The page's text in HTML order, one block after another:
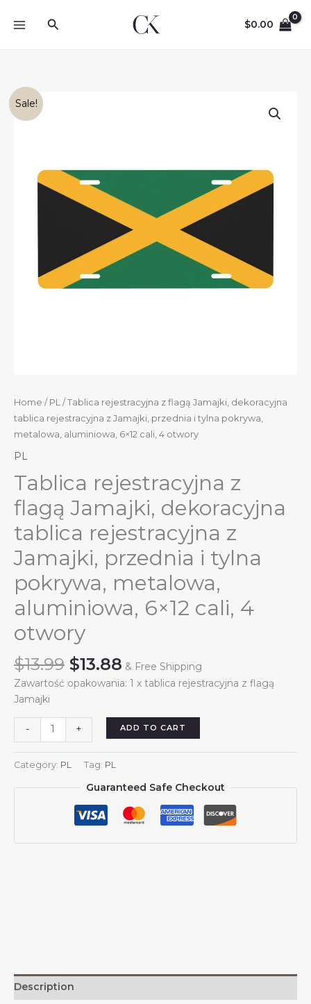
Search $0.00
Sale!
Home / PL / Tablica rejestracyjna z flagą Jamajki, dekoracyjna
tablica rejestracyjna z Jamajki, przednia i tylna pokrywa,
metalowa, aluminiowa, 6×12 cali, 4 otwory
PL
Tablica rejestracyjna z
flagą Jamajki, dekoracyjna
tablica rejestracyjna z
Jamajki, przednia i tylna
pokrywa, metalowa,
aluminiowa, 6×12 cali, 4
otwory
$13.99 Original
price
was:
$13.88 Current
price
& Free Shipping
Zawartość opakowania: 1 x tablica rejestracyjna z flagą
Jamajki
-
rejestracyjna
z
flagą
Jamajki,
6x12
+ ADD TO CART
Category: PL Tag: PL
Guaranteed Safe Checkout
Description